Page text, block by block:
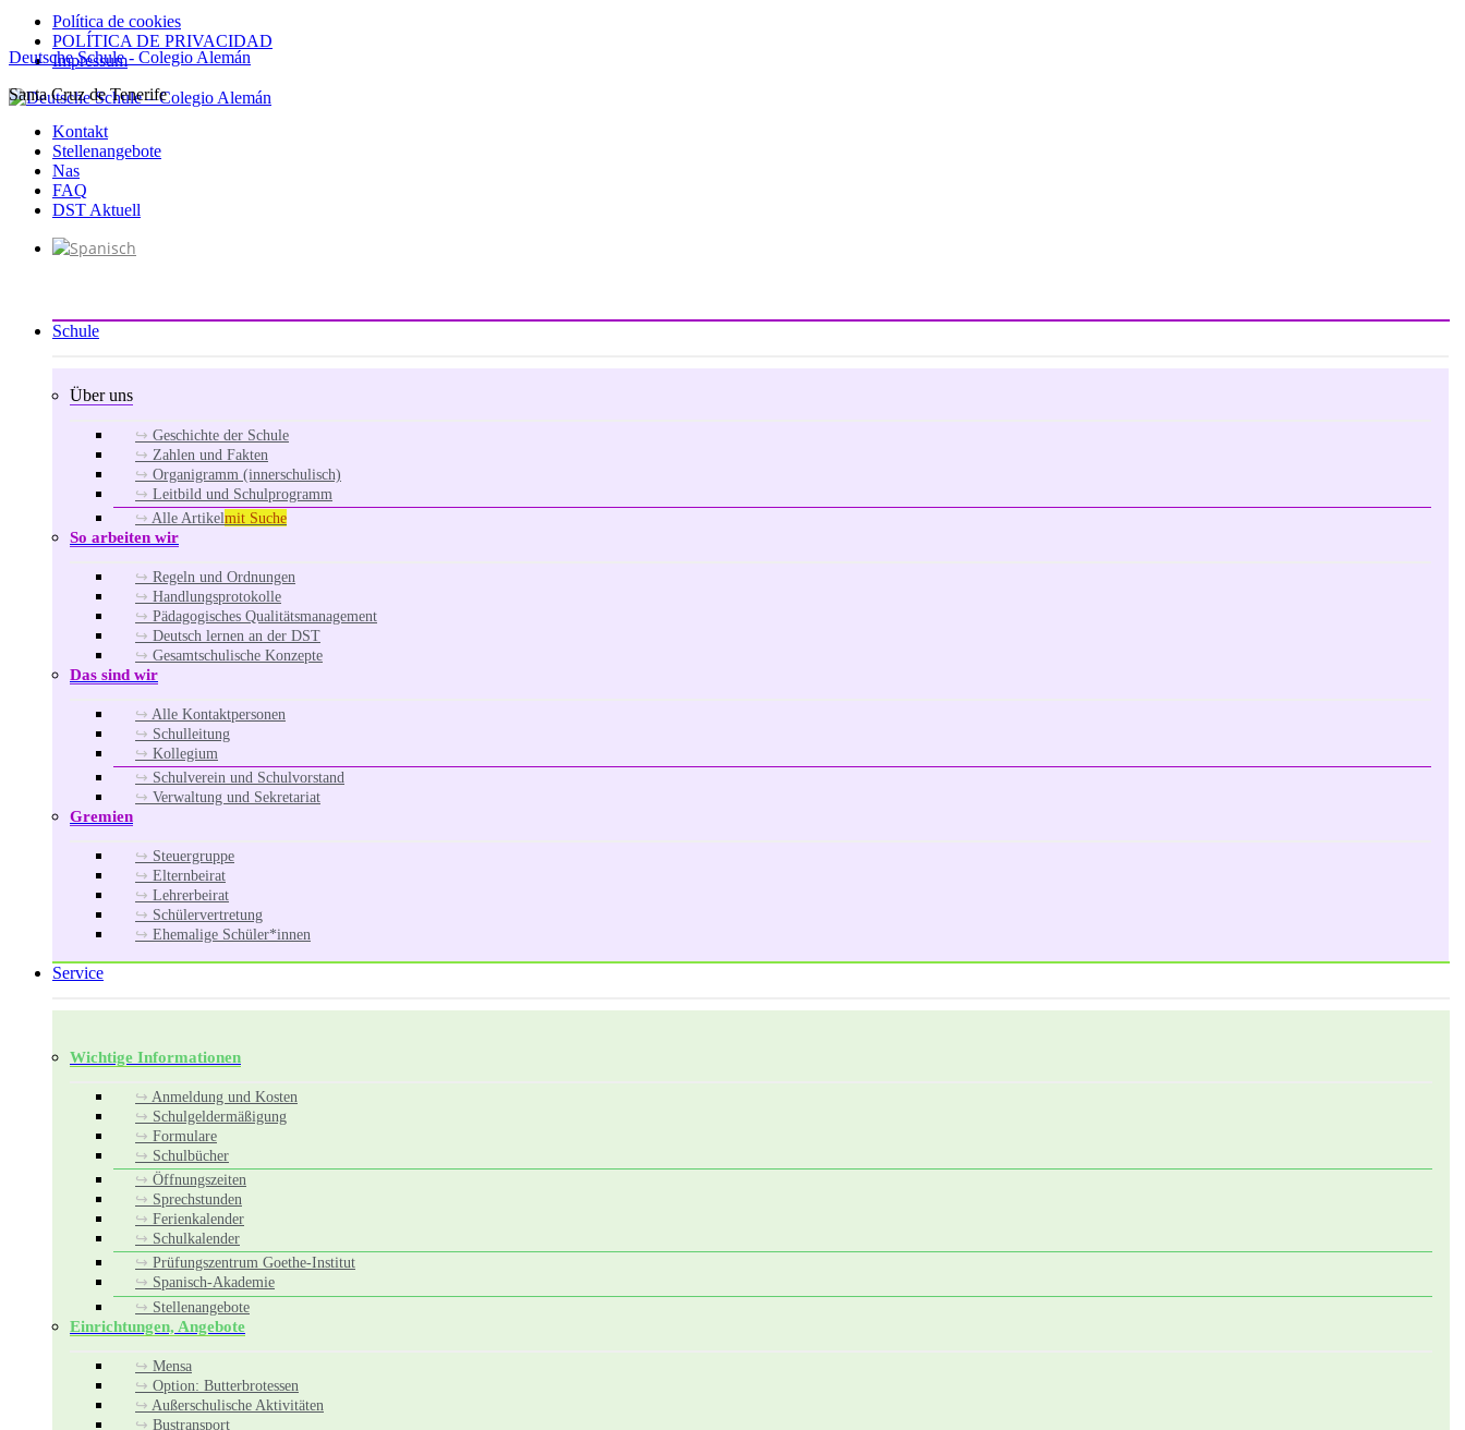
Política de cookies
POLÍTICA DE PRIVACIDAD
Impressum
Zum
springen
Deutsche Schule - Colegio Alemán
Santa Cruz de Tenerife
Kontakt
Stellenangebote
Nas
FAQ
DST Aktuell
Schule
Über uns
Geschichte der Schule
Zahlen und Fakten
Organigramm (innerschulisch)
Leitbild und Schulprogramm
Alle Artikelmit Suche
So arbeiten wir
Regeln und Ordnungen
Handlungsprotokolle
Pädagogisches Qualitätsmanagement
Deutsch lernen an der DST
Gesamtschulische Konzepte
Das sind wir
Alle Kontaktpersonen
Schulleitung
Kollegium
Schulverein und Schulvorstand
Verwaltung und Sekretariat
Gremien
Steuergruppe
Elternbeirat
Lehrerbeirat
Schülervertretung
Ehemalige Schüler*innen
Service
Wichtige Informationen
Anmeldung und Kosten
Schulgeldermäßigung
Formulare
Schulbücher
Öffnungszeiten
Sprechstunden
Ferienkalender
Schulkalender
Prüfungszentrum Goethe-Institut
Spanisch-Akademie
Stellenangebote
Einrichtungen, Angebote
Mensa
Option: Butterbrotessen
Außerschulische Aktivitäten
Bustransport